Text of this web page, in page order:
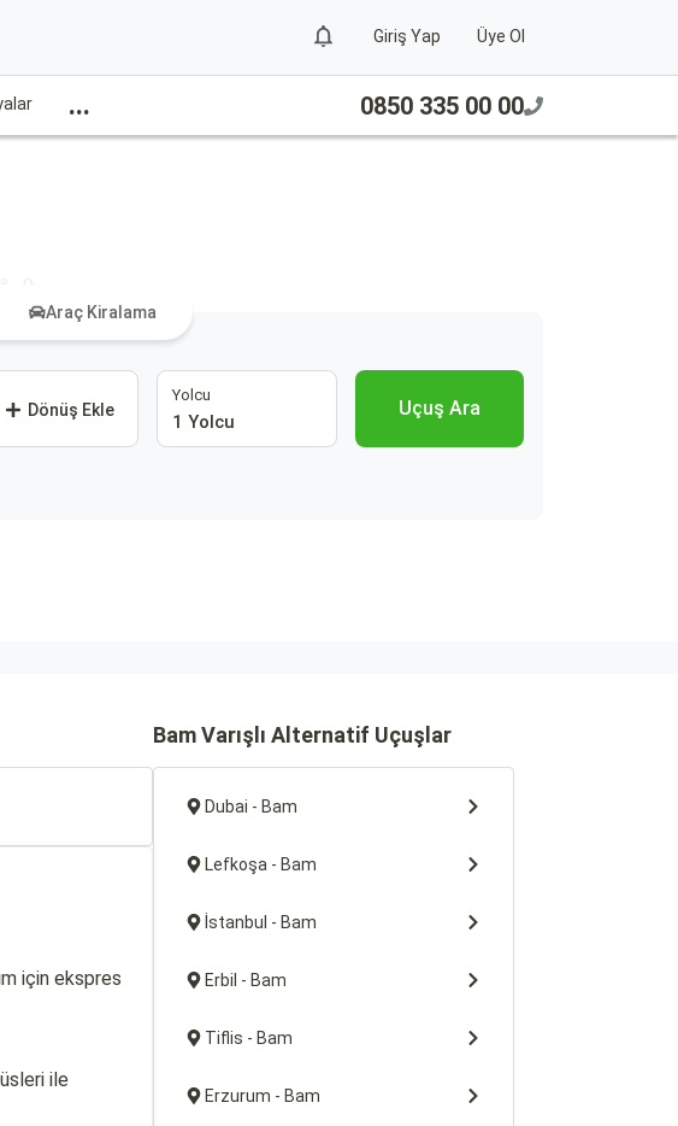
Giriş Yap Üye Ol
... 0850 335 00 00
Araç Kiralama
Dönüş Ekle
Yolcu
1 Yolcu
Uçuş Ara
için ekspres
ile
Bam Varışlı Alternatif Uçuşlar
Dubai - Bam
Lefkoşa - Bam
İstanbul - Bam
Erbil - Bam
Tiflis - Bam
Erzurum - Bam